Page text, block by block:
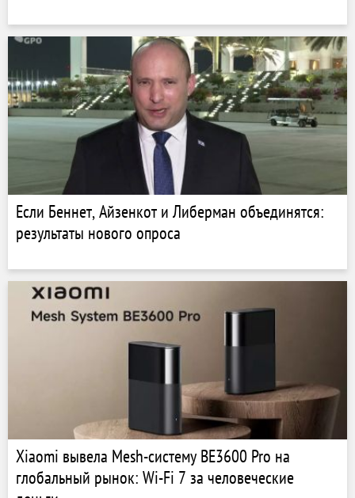
Если Беннет, Айзенкот и Либерман объединятся:
результаты нового опроса
Xiaomi вывела Mesh-систему BE3600 Pro на
глобальный рынок: Wi-Fi 7 за человеческие